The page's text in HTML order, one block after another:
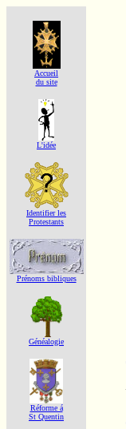
Accueil
du site
L'idée
Identifier les
Protestants
Prénoms bibliques
Généalogie
Réforme á
St Quentin